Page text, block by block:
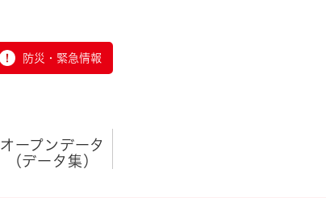
防災・緊急情報
オープンデータ
（データ集）